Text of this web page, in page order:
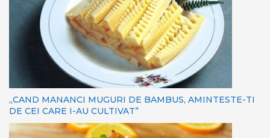
„CAND MANANCI MUGURI DE BAMBUS, AMINTESTE-TI
DE CEI CARE I-AU CULTIVAT”